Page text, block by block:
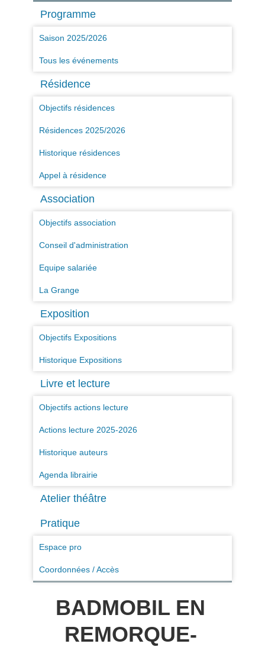
Programme
Saison 2025/2026
Tous les événements
Résidence
Objectifs résidences
Résidences 2025/2026
Historique résidences
Appel à résidence
Association
Objectifs association
Conseil d'administration
Equipe salariée
La Grange
Exposition
Objectifs Expositions
Historique Expositions
Livre et lecture
Objectifs actions lecture
Actions lecture 2025-2026
Historique auteurs
Agenda librairie
Atelier théâtre
Pratique
Espace pro
Coordonnées / Accès
BADMOBIL EN
REMORQUE-